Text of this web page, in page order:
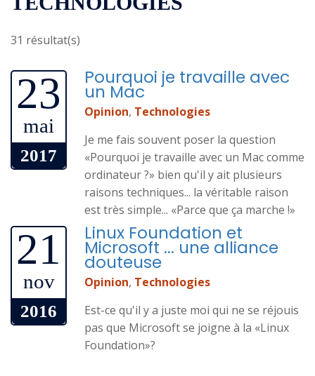
31 résultat(s)
23
mai
2017
Pourquoi je travaille avec
un Mac
Opinion, Technologies
Je me fais souvent poser la question
«Pourquoi je travaille avec un Mac comme
ordinateur ?» bien qu'il y ait plusieurs
raisons techniques... la véritable raison
est très simple... «Parce que ça marche !»
21
nov
2016
Linux Foundation et
Microsoft ... une alliance
douteuse
Opinion, Technologies
Est-ce qu'il y a juste moi qui ne se réjouis
pas que Microsoft se joigne à la «Linux
Foundation»?